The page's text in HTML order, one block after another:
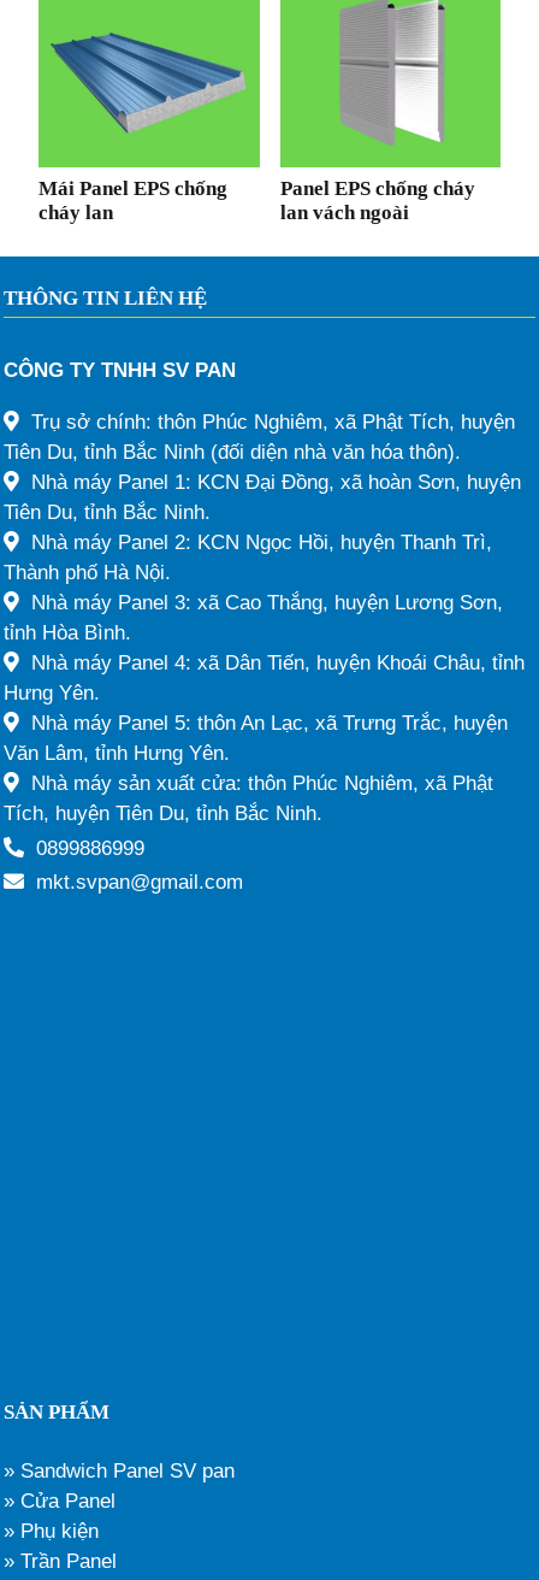
Mái Panel EPS chống
cháy lan
Panel EPS chống cháy
lan vách ngoài
THÔNG TIN LIÊN HỆ
CÔNG TY TNHH SV PAN
Trụ sở chính: thôn Phúc Nghiêm, xã Phật Tích, huyện
Tiên Du, tỉnh Bắc Ninh (đối diện nhà văn hóa thôn).
Nhà máy Panel 1: KCN Đại Đồng, xã hoàn Sơn, huyện
Tiên Du, tỉnh Bắc Ninh.
Nhà máy Panel 2: KCN Ngọc Hồi, huyện Thanh Trì,
Thành phố Hà Nội.
Nhà máy Panel 3: xã Cao Thắng, huyện Lương Sơn,
tỉnh Hòa Bình.
Nhà máy Panel 4: xã Dân Tiến, huyện Khoái Châu, tỉnh
Hưng Yên.
Nhà máy Panel 5: thôn An Lạc, xã Trưng Trắc, huyện
Văn Lâm, tỉnh Hưng Yên.
Nhà máy sản xuất cửa: thôn Phúc Nghiêm, xã Phật
Tích, huyện Tiên Du, tỉnh Bắc Ninh.
0899886999
mkt.svpan@gmail.com
SẢN PHẨM
» Sandwich Panel SV pan
» Cửa Panel
» Phụ kiện
» Trần Panel